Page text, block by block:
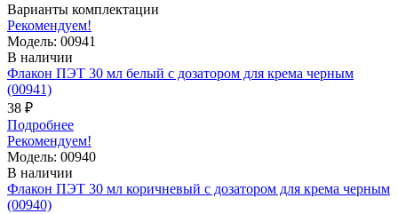
Варианты комплектации
Рекомендуем!
Модель: 00941
В наличии
Флакон ПЭТ 30 мл белый с дозатором для крема черным
(00941)
38 ₽
Подробнее
Рекомендуем!
Модель: 00940
В наличии
Флакон ПЭТ 30 мл коричневый с дозатором для крема черным
(00940)